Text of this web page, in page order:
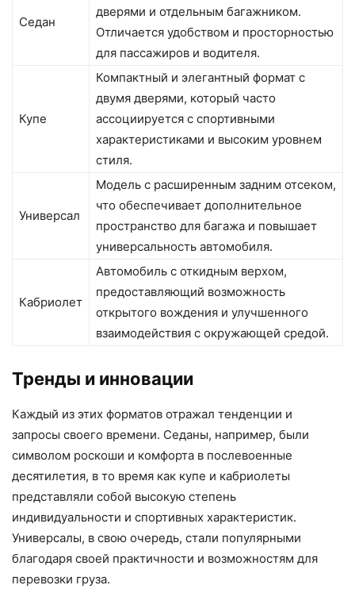
Седан
дверями и отдельным багажником.
Отличается удобством и просторностью
для пассажиров и водителя.
Купе
Компактный и элегантный формат с
двумя дверями, который часто
ассоциируется с спортивными
характеристиками и высоким уровнем
стиля.
Универсал
Модель с расширенным задним отсеком,
что обеспечивает дополнительное
пространство для багажа и повышает
универсальность автомобиля.
Кабриолет
Автомобиль с откидным верхом,
предоставляющий возможность
открытого вождения и улучшенного
взаимодействия с окружающей средой.
Тренды и инновации
Каждый из этих форматов отражал тенденции и
запросы своего времени. Седаны, например, были
символом роскоши и комфорта в послевоенные
десятилетия, в то время как купе и кабриолеты
представляли собой высокую степень
индивидуальности и спортивных характеристик.
Универсалы, в свою очередь, стали популярными
благодаря своей практичности и возможностям для
перевозки груза.